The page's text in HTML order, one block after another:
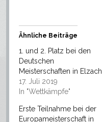
Ähnliche Beiträge
1. und 2. Platz bei den
Deutschen
Meisterschaften in Elzach
17. Juli 2019
In "Wettkämpfe"
Erste Teilnahme bei der
Europameisterschaft in